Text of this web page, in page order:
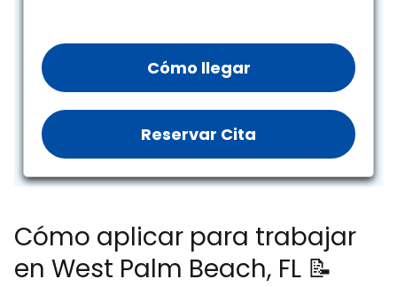
Cómo llegar
Reservar Cita
Cómo aplicar para trabajar
en West Palm Beach, FL 📝